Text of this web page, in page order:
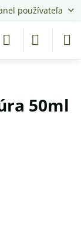
používateľa
50ml